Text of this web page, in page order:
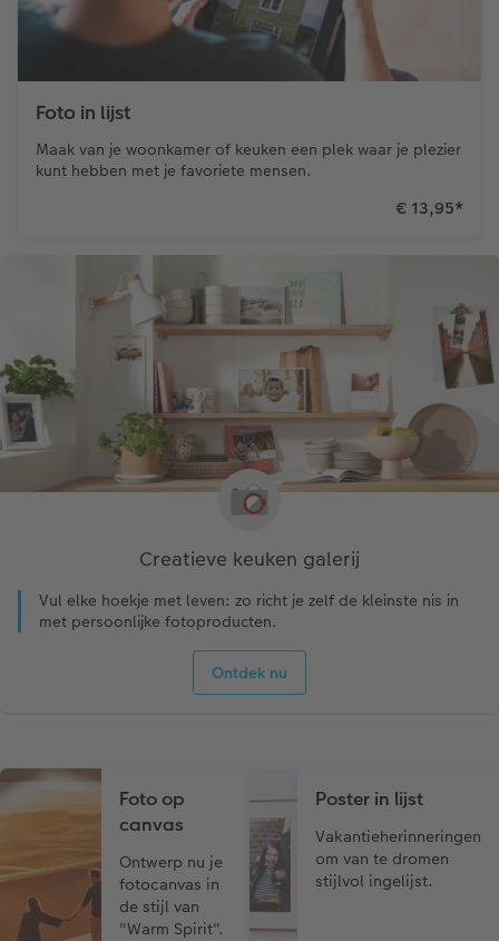
Foto in lijst
Maak van je woonkamer of keuken een plek waar je plezier
kunt hebben met je favoriete mensen.
€ 13,95*
Creatieve keuken galerij
Vul elke hoekje met leven: zo richt je zelf de kleinste nis in
met persoonlijke fotoproducten.
Ontdek nu
Foto op
canvas
Ontwerp nu je
fotocanvas in
de stijl van
"Warm Spirit".
Poster in lijst
Vakantieherinneringen
om van te dromen
stijlvol ingelijst.